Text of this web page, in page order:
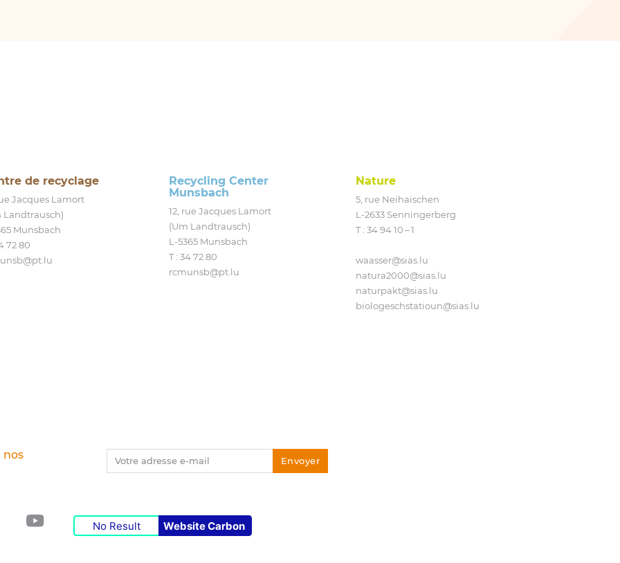
de recyclage
Jacques Lamort
Landtrausch)
Munsbach
72 80
Recycling Center
Munsbach
12, rue Jacques Lamort
(Um Landtrausch)
L‑5365 Munsbach
T : 34 72 80
rcmunsb@​pt.​lu
Nature
5, rue Neihaischen
L‑2633 Senningerberg
T : 34 94 10 – 1
waasser@​sias.​lu
natura2000@​sias.​lu
naturpakt@​sias.​lu
biologeschstatioun@​sias.​lu
nos Votre adresse e-mail Envoyer
YouTube No Result Website Carbon